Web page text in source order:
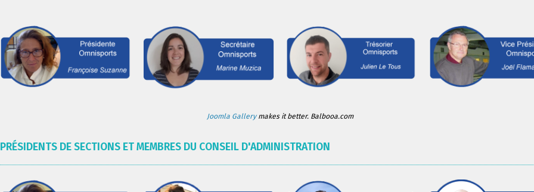
Joomla Gallerymakes it better. Balbooa.com
PRÉSIDENTS DE SECTIONS ET MEMBRES DU CONSEIL D'ADMINISTRATION